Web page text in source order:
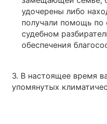
удочерены либо
получали помощь по
судебном
обеспечения
3. В настоящее время
упомянутых